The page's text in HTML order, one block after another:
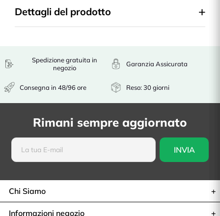
Dettagli del prodotto
Spedizione gratuita in
negozio
Consegna in 48/96 ore
Garanzia Assicurata
Reso: 30 giorni
Rimani sempre aggiornato
Chi Siamo
Informazioni negozio